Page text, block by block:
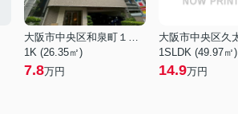
大阪市中央区和泉町１丁目
1K (26.35㎡)
7.8万円
1SLDK (49.97㎡)
14.9万円